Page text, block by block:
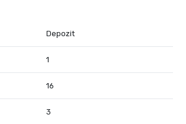
generoasă, teren mare, compartimentare
variate, poziție centrală
0785 997 537
Depozit
1
16
3